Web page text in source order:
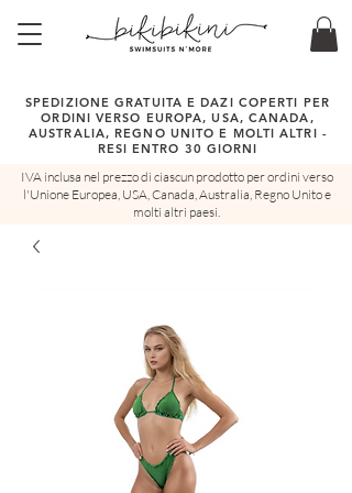
SPEDIZIONE GRATUITA E DAZI COPERTI PER
ORDINI VERSO EUROPA, USA, CANADA,
AUSTRALIA, REGNO UNITO E MOLTI ALTRI -
RESI ENTRO 30 GIORNI
IVA inclusa nel prezzo di ciascun prodotto per ordini verso
l'Unione Europea, USA, Canada, Australia, Regno Unito e
molti altri paesi.